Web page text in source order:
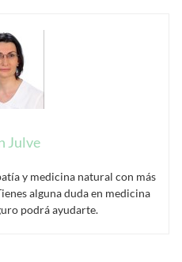
Julve
y medicina natural con más
alguna duda en medicina
podrá ayudarte.